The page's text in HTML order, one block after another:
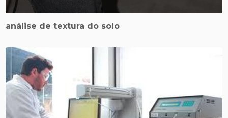
análise de textura do solo